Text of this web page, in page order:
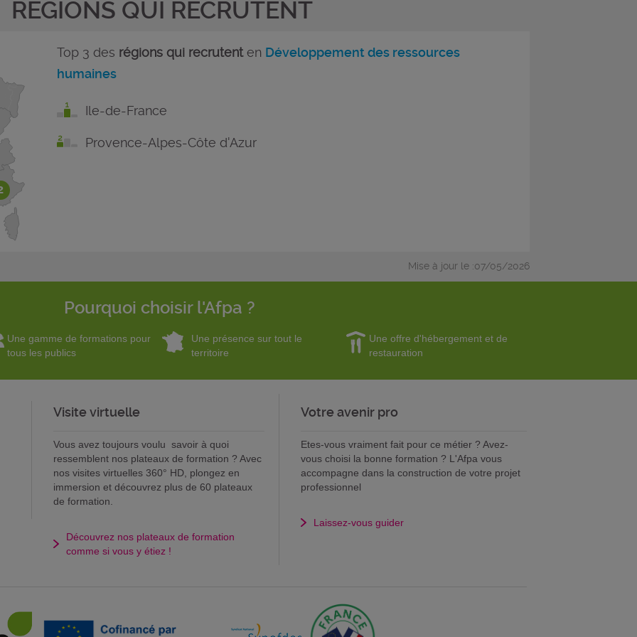
RÉGIONS QUI RECRUTENT
Top 3 des régions qui recrutenten Développement des ressources
humaines
Ile-de-France
Provence-Alpes-Côte d'Azur
Mise à jour le :07/05/2026
Pourquoi choisir l'Afpa ?
Une gamme de formations pour
tous les publics
Une présence sur tout le
territoire
Une offre d'hébergement et de
restauration
Visite virtuelle
Vous avez toujours voulu savoir à quoi
ressemblent nos plateaux de formation ? Avec
nos visites virtuelles 360° HD, plongez en
immersion et découvrez plus de 60 plateaux
de formation.
Découvrez nos plateaux de formation
comme si vous y étiez !
Votre avenir pro
Etes-vous vraiment fait pour ce métier ? Avez-
vous choisi la bonne formation ? L'Afpa vous
accompagne dans la construction de votre projet
professionnel
Laissez-vous guider